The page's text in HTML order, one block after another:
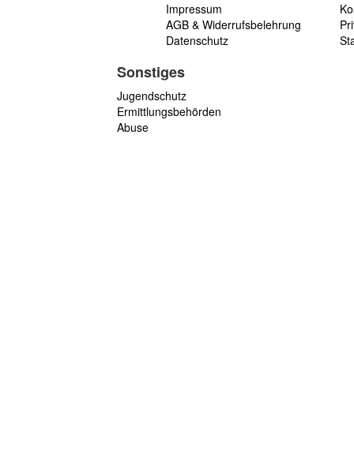
Impressum
AGB & Widerrufsbelehrung
Datenschutz
Sonstiges
Jugendschutz
Ermittlungsbehörden
Abuse